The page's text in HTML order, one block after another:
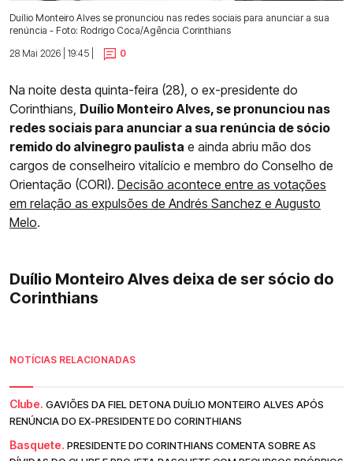
Duílio Monteiro Alves se pronunciou nas redes sociais para anunciar a sua
renúncia - Foto: Rodrigo Coca/Agência Corinthians
28 Mai 2026 | 19:45 |
0
Na noite desta quinta-feira (28), o ex-presidente do
Corinthians, Duílio Monteiro Alves, se pronunciou nas
redes sociais para anunciar a sua renúncia de sócio
remido do alvinegro paulista e ainda abriu mão dos
cargos de conselheiro vitalício e membro do Conselho de
Orientação (CORI). Decisão acontece entre as votações
em relação as expulsões de Andrés Sanchez e Augusto
Melo.
Duílio Monteiro Alves deixa de ser sócio do
Corinthians
NOTÍCIAS RELACIONADAS
Clube. GAVIÕES DA FIEL DETONA DUÍLIO MONTEIRO ALVES APÓS
RENÚNCIA DO EX-PRESIDENTE DO CORINTHIANS
Basquete. PRESIDENTE DO CORINTHIANS COMENTA SOBRE AS